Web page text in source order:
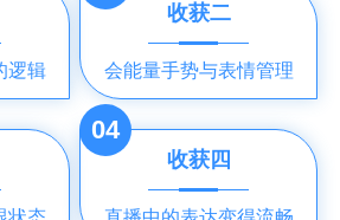
逻辑
收获二
会能量手势与表情管理
04
收获四